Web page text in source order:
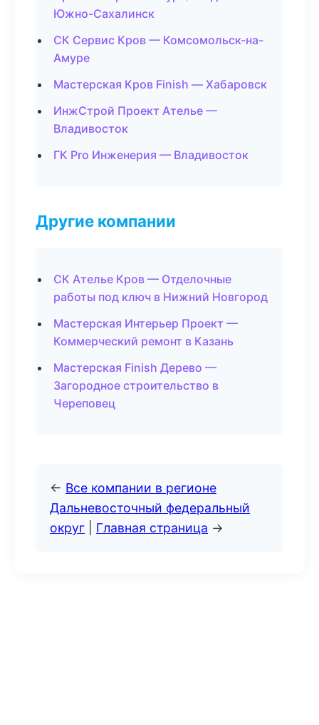
Южно-Сахалинск
СК Сервис Кров — Комсомольск-на-
Амуре
Мастерская Кров Finish — Хабаровск
ИнжСтрой Проект Ателье —
Владивосток
ГК Pro Инженерия — Владивосток
Другие компании
СК Ателье Кров — Отделочные
работы под ключ в Нижний Новгород
Мастерская Интерьер Проект —
Коммерческий ремонт в Казань
Мастерская Finish Дерево —
Загородное строительство в
Череповец
← Все компании в регионе
Дальневосточный федеральный
округ
Главная страница →